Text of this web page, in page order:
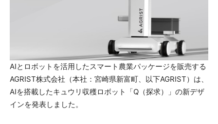
AIとロボットを活用したスマート農業パッケージを販売する
AGRIST株式会社（本社：宮崎県新富町、以下AGRIST）は、
AIを搭載したキュウリ収穫ロボット「Q（探求）」の新デザ
インを発表しました。